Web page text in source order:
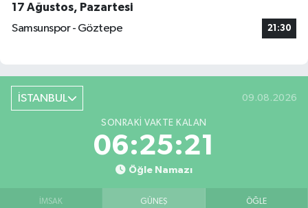
17 Ağustos, Pazartesi
Samsunspor - Göztepe
21:30
İSTANBUL 09.08.2026
SONRAKI VAKTE KALAN
06:25:20
Öğle Namazı
İMSAK GÜNEŞ ÖĞLE